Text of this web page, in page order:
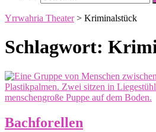
for:
Yrrwahria Theater> Kriminalstück
Schlagwort:
Bachforellen